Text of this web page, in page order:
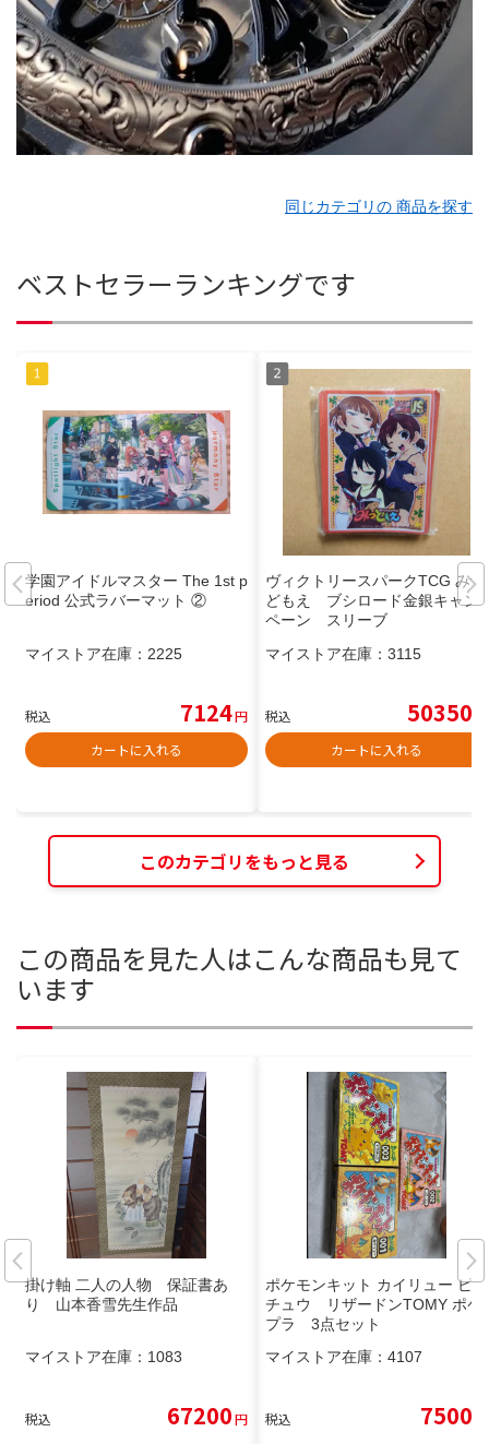
同じカテゴリの 商品を探す
ベストセラーランキングです
学園アイドルマスター The 1st p
eriod 公式ラバーマット ②
マイストア在庫： 2225
税込 7124円
カートに入れる
ヴィクトリースパークTCG みつ
どもえ ブシロード金銀キャン
ペーン スリーブ
マイストア在庫： 3115
税込 50350
カートに入れる
このカテゴリをもっと見る
この商品を見た人はこんな商品も見て
います
掛け軸 二人の人物 保証書あ
り 山本香雪先生作品
マイストア在庫： 1083
税込 67200円
ポケモンキット カイリュー ピカ
チュウ リザードンTOMY ポケ
プラ 3点セット
マイストア在庫： 4107
税込 7500